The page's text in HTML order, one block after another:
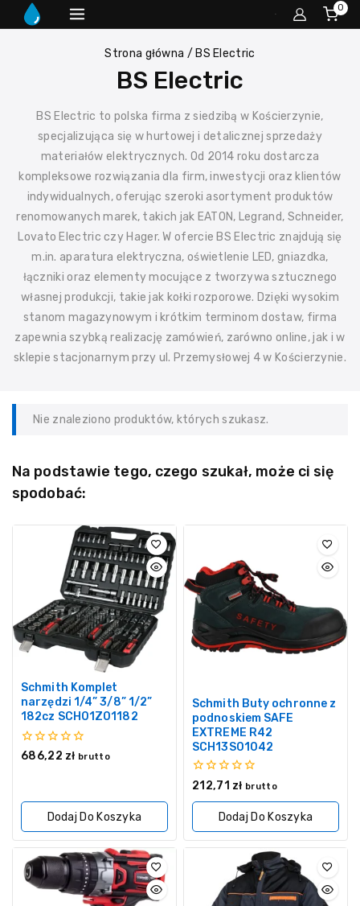
0
Strona główna / BS Electric
BS Electric
BS Electric to polska firma z siedzibą w Kościerzynie,
specjalizująca się w hurtowej i detalicznej sprzedaży
materiałów elektrycznych. Od 2014 roku dostarcza
kompleksowe rozwiązania dla firm, inwestycji oraz klientów
indywidualnych, oferując szeroki asortyment produktów
renomowanych marek, takich jak EATON, Legrand, Schneider,
Lovato Electric czy Hager. W ofercie BS Electric znajdują się
m.in. aparatura elektryczna, oświetlenie LED, gniazdka,
łączniki oraz elementy mocujące z tworzywa sztucznego
własnej produkcji, takie jak kołki rozporowe. Dzięki wysokim
stanom magazynowym i krótkim terminom dostaw, firma
zapewnia szybką realizację zamówień, zarówno online, jak i w
sklepie stacjonarnym przy ul. Przemysłowej 4 w Kościerzynie.
Nie znaleziono produktów, których szukasz.
Na podstawie tego, czego szukał, może ci się
spodobać:
Schmith Komplet
narzędzi 1/4” 3/8” 1/2”
182cz SCH01Z01182
0
686,22 zł brutto
Dodaj Do Koszyka
Schmith Buty ochronne z
podnoskiem SAFE
EXTREME R42
SCH13S01042
0
5
212,71 zł brutto
Dodaj Do Koszyka